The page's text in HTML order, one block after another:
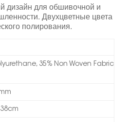
дизайн для обшивочной и
Двухцветные цвета
полирования.
35% Non Woven Fabric